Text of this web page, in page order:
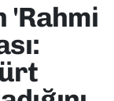
'Rahmi